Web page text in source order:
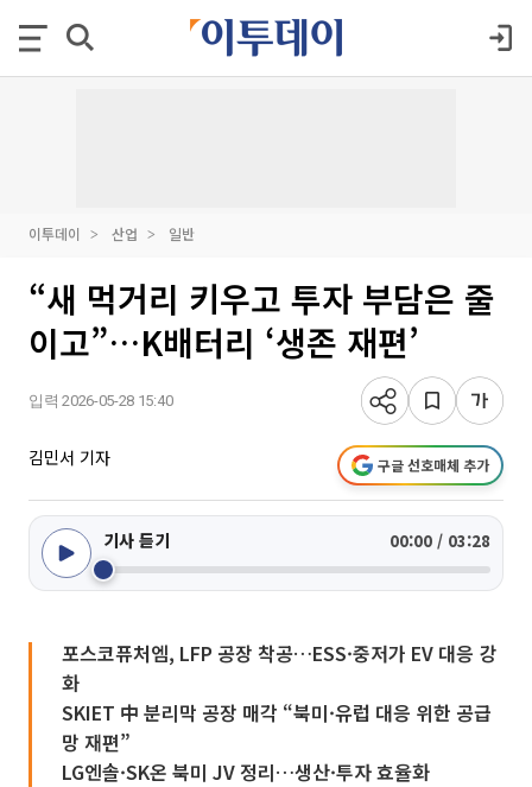
이투데이 산업 일반
“새 먹거리 키우고 투자 부담은 줄
이고”…K배터리 ‘생존 재편’
입력 2026-05-28 15:40
김민서 기자 구글 선호매체 추가
기사 듣기 00:00 / 03:28
포스코퓨처엠, LFP 공장 착공…ESS·중저가 EV 대응 강
화
SKIET 中 분리막 공장 매각 “북미·유럽 대응 위한 공급
망 재편”
LG엔솔·SK온 북미 JV 정리…생산·투자 효율화